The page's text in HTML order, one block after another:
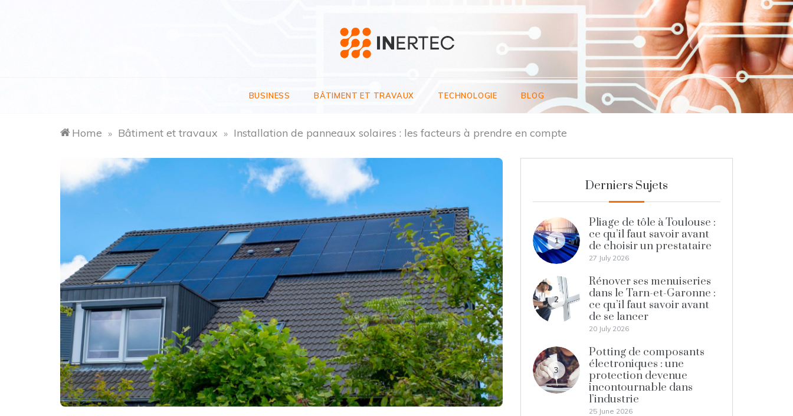
BUSINESS BÂTIMENT ET TRAVAUX TECHNOLOGIE BLOG
Home » Bâtiment et travaux » Installation de panneaux solaires : les facteurs à prendre en compte
Derniers Sujets
1
Pliage de tôle à Toulouse :
ce qu’il faut savoir avant
de choisir un prestataire
27 July 2026
2
Rénover ses menuiseries
dans le Tarn-et-Garonne :
ce qu’il faut savoir avant
de se lancer
20 July 2026
3
Potting de composants
électroniques : une
protection devenue
incontournable dans
l’industrie
25 June 2026